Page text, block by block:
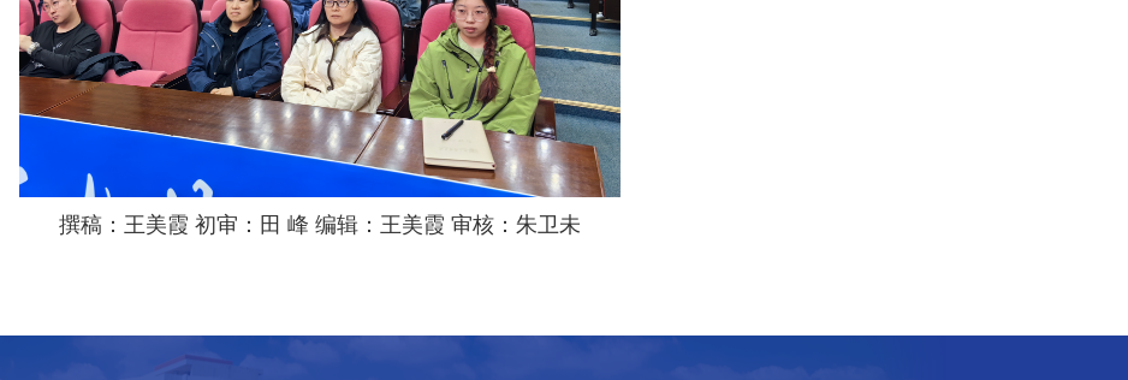
撰稿：王美霞 初审：田 峰 编辑：王美霞 审核：朱卫未